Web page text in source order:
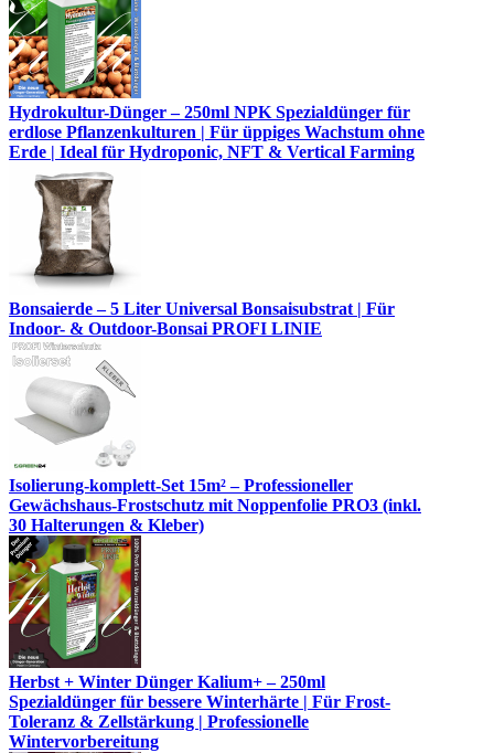
Hydrokultur-Dünger – 250ml NPK Spezialdünger für
erdlose Pflanzenkulturen | Für üppiges Wachstum ohne
Erde | Ideal für Hydroponic, NFT & Vertical Farming
Bonsaierde – 5 Liter Universal Bonsaisubstrat | Für
Indoor- & Outdoor-Bonsai PROFI LINIE
Isolierung-komplett-Set 15m² – Professioneller
Gewächshaus-Frostschutz mit Noppenfolie PRO3 (inkl.
30 Halterungen & Kleber)
Herbst + Winter Dünger Kalium+ – 250ml
Spezialdünger für bessere Winterhärte | Für Frost-
Toleranz & Zellstärkung | Professionelle
Wintervorbereitung